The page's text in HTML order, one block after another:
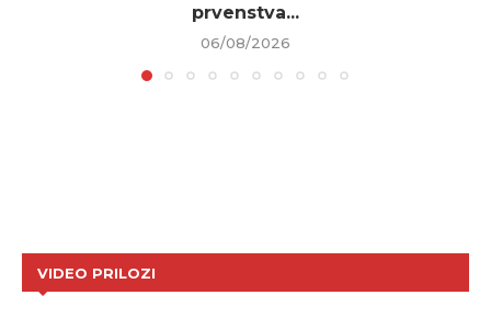
prvenstva...
06/08/2026
VIDEO PRILOZI